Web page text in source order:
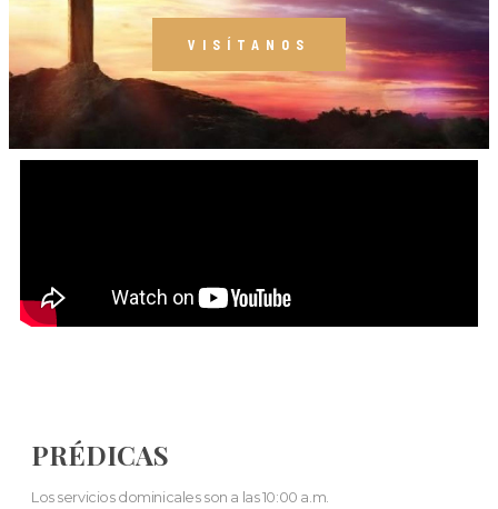
VISÍTANOS
PRÉDICAS
Los servicios dominicales son a las 10:00 a.m.